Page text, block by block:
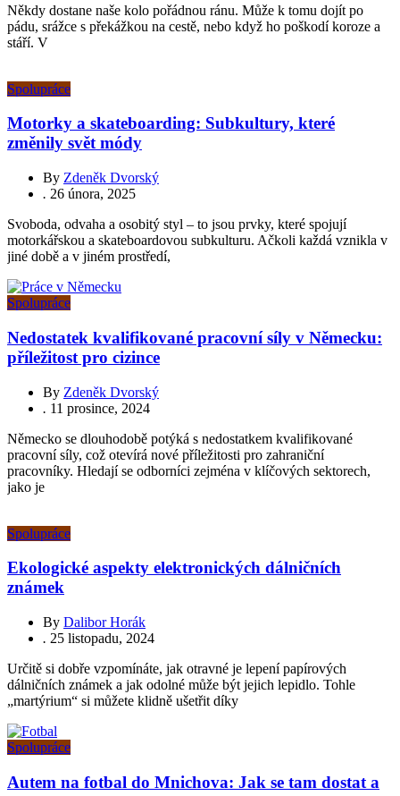
Někdy dostane naše kolo pořádnou ránu. Může k tomu dojít po
pádu, srážce s překážkou na cestě, nebo když ho poškodí koroze a
stáří. V
Spolupráce
Motorky a skateboarding: Subkultury, které
změnily svět módy
By Zdeněk Dvorský
. 26 února, 2025
Svoboda, odvaha a osobitý styl – to jsou prvky, které spojují
motorkářskou a skateboardovou subkulturu. Ačkoli každá vznikla v
jiné době a v jiném prostředí,
Spolupráce
Nedostatek kvalifikované pracovní síly v Německu:
příležitost pro cizince
By Zdeněk Dvorský
. 11 prosince, 2024
Německo se dlouhodobě potýká s nedostatkem kvalifikované
pracovní síly, což otevírá nové příležitosti pro zahraniční
pracovníky. Hledají se odborníci zejména v klíčových sektorech,
jako je
Spolupráce
Ekologické aspekty elektronických dálničních
známek
By Dalibor Horák
. 25 listopadu, 2024
Určitě si dobře vzpomínáte, jak otravné je lepení papírových
dálničních známek a jak odolné může být jejich lepidlo. Tohle
„martýrium“ si můžete klidně ušetřit díky
Spolupráce
Autem na fotbal do Mnichova: Jak se tam dostat a